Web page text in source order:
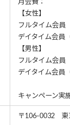
【女性】
フルタイム会員
デイタイム会員
【男性】
フルタイム会員
デイタイム会員
キャンペーン実
〒106-0032 東